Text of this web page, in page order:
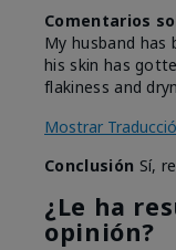
Comentarios
My husband has
his skin has
flakiness and
Mostrar
Conclusión Sí,
¿Le ha
opinión?